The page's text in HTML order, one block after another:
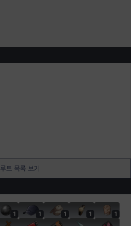
루트 목록 보기
1 1 1 1 1